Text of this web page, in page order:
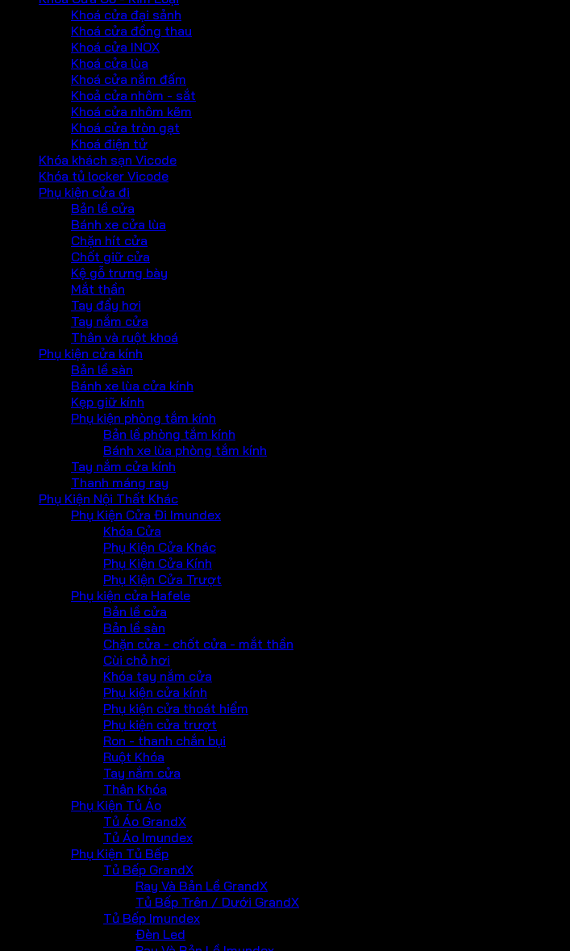
Khoá cửa đại sảnh
Khoá cửa đồng thau
Khoá cửa INOX
Khoá cửa lùa
Khoá cửa nắm đấm
Khoả cửa nhôm - sắt
Khoá cửa nhôm kẽm
Khoá cửa tròn gạt
Khoá điện tử
Khóa khách sạn Vicode
Khóa tủ locker Vicode
Phụ kiện cửa đi
Bản lề cửa
Bánh xe cửa lùa
Chặn hít cửa
Chốt giữ cửa
Kệ gỗ trưng bày
Mắt thần
Tay đẩy hơi
Tay nắm cửa
Thân và ruột khoá
Phụ kiện cửa kính
Bản lề sàn
Bánh xe lùa cửa kính
Kẹp giữ kính
Phụ kiện phòng tắm kính
Bản lề phòng tắm kính
Bánh xe lùa phòng tắm kính
Tay nắm cửa kính
Thanh máng ray
Phụ Kiện Nội Thất Khác
Phụ Kiện Cửa Đi Imundex
Khóa Cửa
Phụ Kiện Cửa Khác
Phụ Kiện Cửa Kính
Phụ Kiện Cửa Trượt
Phụ kiện cửa Hafele
Bản lề cửa
Bản lề sàn
Chặn cửa - chốt cửa - mắt thần
Cùi chỏ hơi
Khóa tay nắm cửa
Phụ kiện cửa kính
Phụ kiện cửa thoát hiểm
Phụ kiện cửa trượt
Ron - thanh chắn bụi
Ruột Khóa
Tay nắm cửa
Thân Khóa
Phụ Kiện Tủ Áo
Tủ Áo GrandX
Tủ Áo Imundex
Phụ Kiện Tủ Bếp
Tủ Bếp GrandX
Ray Và Bản Lề GrandX
Tủ Bếp Trên / Dưới GrandX
Tủ Bếp Imundex
Đèn Led